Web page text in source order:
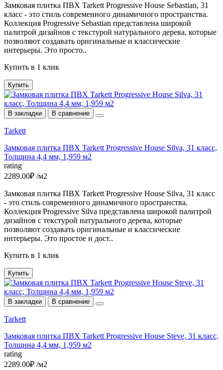
Замковая плитка ПВХ Tarkett Progressive House Sebastian, 31
класс - это стиль современного динамичного пространства.
Коллекция Progressive Sebastian представлена широкой
палитрой дизайнов c текстурой натурального дерева, которые
позволяют создавать оригинальные и классические
интерьеры. Это просто..
Купить в 1 клик
Купить
В закладки В сравнение
Tarkett
Замковая плитка ПВХ Tarkett Progressive House Silva, 31 класс,
Толщина 4,4 мм, 1,959 м2
rating
2289.00₽ /м2
Замковая плитка ПВХ Tarkett Progressive House Silva, 31 класс
- это стиль современного динамичного пространства.
Коллекция Progressive Silva представлена широкой палитрой
дизайнов c текстурой натурального дерева, которые
позволяют создавать оригинальные и классические
интерьеры. Это простое и дост..
Купить в 1 клик
Купить
В закладки В сравнение
Tarkett
Замковая плитка ПВХ Tarkett Progressive House Steve, 31 класс,
Толщина 4,4 мм, 1,959 м2
rating
2289.00₽ /м2